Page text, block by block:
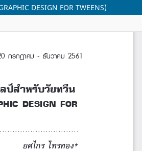
DESIGN FOR TWEENS)